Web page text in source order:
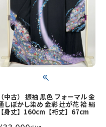
（中古） 振袖 黒色 フォーマル 金
しぼかし染め 金彩 辻が花 袷 絹
【身丈】160cm【裄丈】67cm